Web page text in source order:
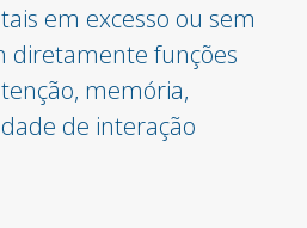
em excesso ou sem
diretamente funções
memória,
de interação